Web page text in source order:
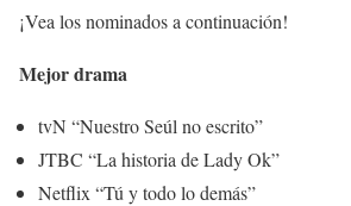
¡Vea los nominados a continuación!
Mejor drama
tvN “Nuestro Seúl no escrito”
JTBC “La historia de Lady Ok”
Netflix “Tú y todo lo demás”